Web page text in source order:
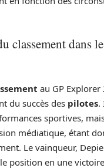
classement dans
au GP
du succès des pilotes.
sportives,
médiatique, étant
Le vainqueur,
position en une